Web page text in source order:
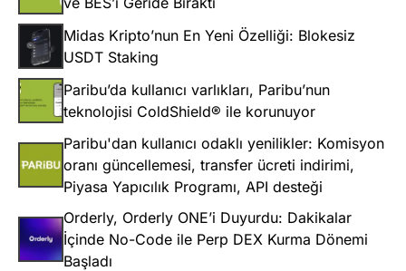
Midas Kripto’nun En Yeni Özelliği: Blokesiz
USDT Staking
Paribu’da kullanıcı varlıkları, Paribu’nun
teknolojisi ColdShield® ile korunuyor
Paribu'dan kullanıcı odaklı yenilikler: Komisyon
oranı güncellemesi, transfer ücreti indirimi,
Piyasa Yapıcılık Programı, API desteği
Orderly, Orderly ONE’i Duyurdu: Dakikalar
İçinde No-Code ile Perp DEX Kurma Dönemi
Başladı